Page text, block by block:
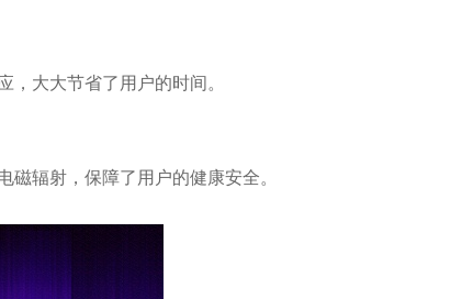
大大节省了用户的时间。
辐射，保障了用户的健康安全。